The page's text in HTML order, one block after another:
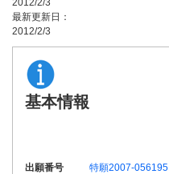
2012/2/3
最新更新日：
2012/2/3
基本情報
出願番号
特願2007-056195